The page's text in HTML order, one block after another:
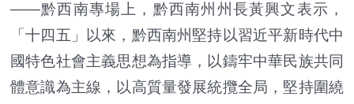
——黔西南專場上，黔西南州州長黃興文表示，
「十四五」以來，黔西南州堅持以習近平新時代中
國特色社會主義思想為指導，以鑄牢中華民族共同
體意識為主線，以高質量發展統攬全局，堅持圍繞